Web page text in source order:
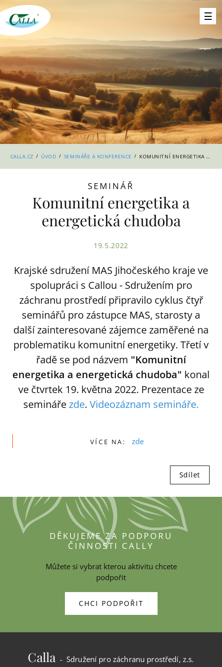
CALLA.CZ / ÚVOD / SEMINÁŘE A KONFERENCE / KOMUNITNÍ ENERGETIKA A ENERGETICKÁ CHUDOBA
SEMINÁŘ
Komunitní energetika a
energetická chudoba
19.5.2022
Krajské sdružení MAS Jihočeského kraje ve
spolupráci s Callou - Sdružením pro
záchranu prostředí připravilo cyklus čtyř
seminářů pro zástupce MAS, starosty a
další zainteresované zájemce zaměřené na
problematiku komunitní energetiky. Třetí v
řadě se pod názvem "Komunitní
energetika a energetická chudoba" konal
ve čtvrtek 19. května 2022. Prezentace ze
seminářezde. Videozáznam semináře.
VÍCE NA: zde
Sdílet
DĚKUJEME ZA PODPORU
ČINNOSTI CALLY
Můžete si vybrat kterou aktivitu chcete
podpořit
CHCI PODPOŘIT
Calla- Sdružení pro záchranu prostředí, z.s.